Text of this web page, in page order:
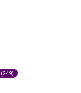
(249)